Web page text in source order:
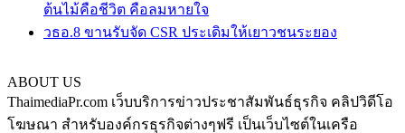
ต้นไม้คือชีวิต คือลมหายใจ
วธอ.8 ขานรับจัด CSR ประเดิมให้เยาวชนระยอง
ABOUT US
ThaimediaPr.com เว็บบริการข่าวประชาสัมพันธ์ธุรกิจ คลิปวิดีโอ
โฆษณา สำหรับองค์กรธุรกิจต่างๆฟรี เป็นเว็บไซต์ในเครือ